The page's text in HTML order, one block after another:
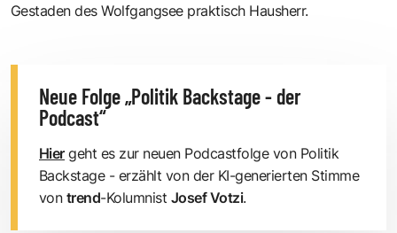
Gestaden des Wolfgangsee praktisch Hausherr.
Neue Folge „Politik Backstage - der
Podcast“
Hier geht es zur neuen Podcastfolge von Politik
Backstage - erzählt von der KI-generierten Stimme
von trend-Kolumnist Josef Votzi.